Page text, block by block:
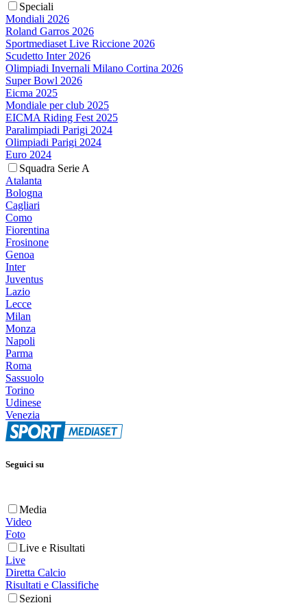
Speciali
Mondiali 2026
Roland Garros 2026
Sportmediaset Live Riccione 2026
Scudetto Inter 2026
Olimpiadi Invernali Milano Cortina 2026
Super Bowl 2026
Eicma 2025
Mondiale per club 2025
EICMA Riding Fest 2025
Paralimpiadi Parigi 2024
Olimpiadi Parigi 2024
Euro 2024
Squadra Serie A
Atalanta
Bologna
Cagliari
Como
Fiorentina
Frosinone
Genoa
Inter
Juventus
Lazio
Lecce
Milan
Monza
Napoli
Parma
Roma
Sassuolo
Torino
Udinese
Venezia
Seguici su
Media
Video
Foto
Live e Risultati
Live
Diretta Calcio
Risultati e Classifiche
Sezioni